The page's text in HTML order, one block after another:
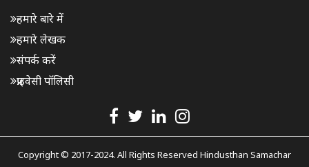
हमारे बारे में
हमारे लेखक
संपर्क करें
प्राइवेसी पॉलिसी
Copyright © 2017-2024. All Rights Reserved Hindusthan Samachar